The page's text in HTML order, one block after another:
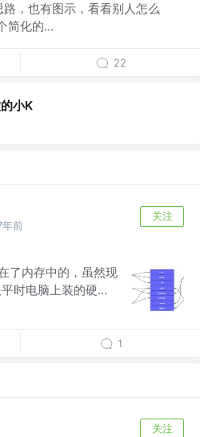
，也有图示，看看别人怎么
简化的...
22
小K
年前
关注
了内存中的，虽然现
时电脑上装的硬...
1
关注